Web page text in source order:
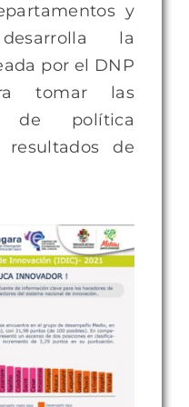
y
la
por el DNP
tomar las
de política
de